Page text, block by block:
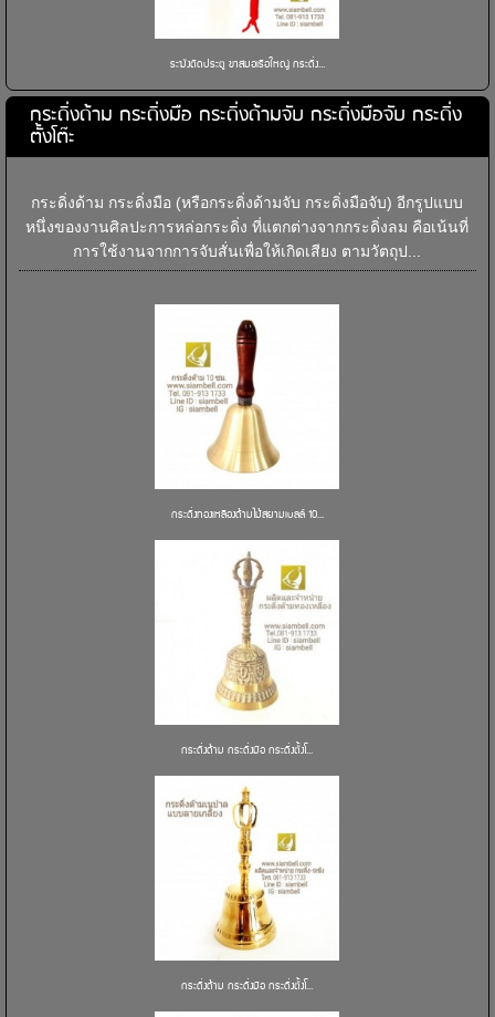
ระฆังติดประตู ขาสมอเรือใหญ่ กระดิ่ง...
กระดิ่งด้าม กระดิ่งมือ กระดิ่งด้ามจับ กระดิ่งมือจับ กระดิ่ง
ตั้งโต๊ะ
กระดิ่งด้าม กระดิ่งมือ (หรือกระดิ่งด้ามจับ กระดิ่งมือจับ) อีกรูปแบบ
หนึ่งของงานศิลปะการหล่อกระดิ่ง ที่แตกต่างจากกระดิ่งลม คือเน้นที่
การใช้งานจากการจับสั่นเพื่อให้เกิดเสียง ตามวัตถุป...
กระดิ่งทองเหลืองด้ามไม้สยามเบลล์ 10...
กระดิ่งด้าม กระดิ่งมือ กระดิ่งตั้งโ...
กระดิ่งด้าม กระดิ่งมือ กระดิ่งตั้งโ...